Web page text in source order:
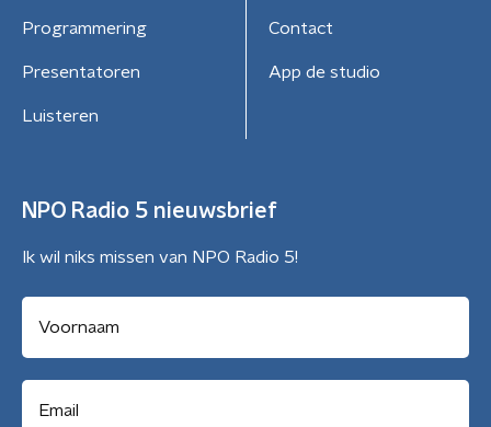
Programmering
Presentatoren
Luisteren
Contact
App de studio
NPO Radio 5 nieuwsbrief
Ik wil niks missen van NPO Radio 5!